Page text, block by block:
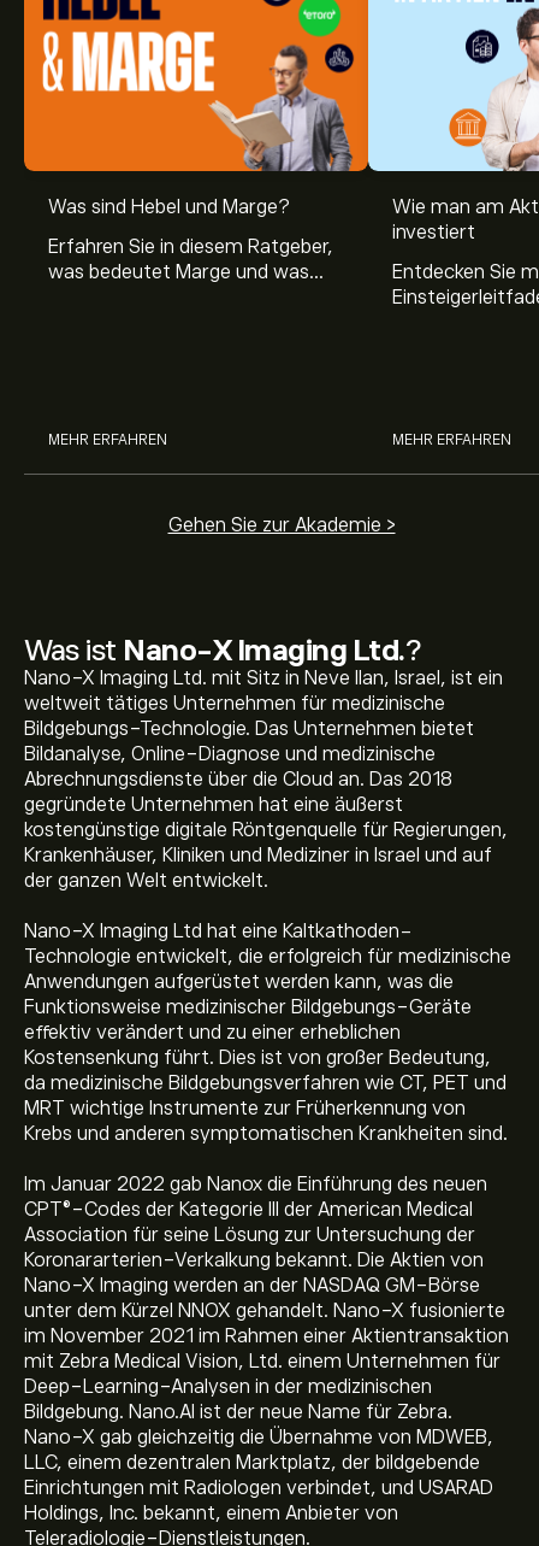
Was ist Nano-X Imaging Ltd.?
Nano-X Imaging Ltd. mit Sitz in Neve Ilan, Israel, ist ein
weltweit tätiges Unternehmen für medizinische
Bildgebungs-Technologie. Das Unternehmen bietet
Bildanalyse, Online-Diagnose und medizinische
Abrechnungsdienste über die Cloud an. Das 2018
gegründete Unternehmen hat eine äußerst
kostengünstige digitale Röntgenquelle für Regierungen,
Krankenhäuser, Kliniken und Mediziner in Israel und auf
der ganzen Welt entwickelt.
Nano-X Imaging Ltd hat eine Kaltkathoden-
Technologie entwickelt, die erfolgreich für medizinische
Anwendungen aufgerüstet werden kann, was die
Funktionsweise medizinischer Bildgebungs-Geräte
effektiv verändert und zu einer erheblichen
Kostensenkung führt. Dies ist von großer Bedeutung,
da medizinische Bildgebungsverfahren wie CT, PET und
MRT wichtige Instrumente zur Früherkennung von
Krebs und anderen symptomatischen Krankheiten sind.
Im Januar 2022 gab Nanox die Einführung des neuen
CPT®-Codes der Kategorie III der American Medical
Association für seine Lösung zur Untersuchung der
Koronararterien-Verkalkung bekannt. Die Aktien von
Nano-X Imaging werden an der NASDAQ GM-Börse
unter dem Kürzel NNOX gehandelt. Nano-X fusionierte
im November 2021 im Rahmen einer Aktientransaktion
mit Zebra Medical Vision, Ltd. einem Unternehmen für
Deep-Learning-Analysen in der medizinischen
Bildgebung. Nano.AI ist der neue Name für Zebra.
Nano-X gab gleichzeitig die Übernahme von MDWEB,
LLC, einem dezentralen Marktplatz, der bildgebende
Einrichtungen mit Radiologen verbindet, und USARAD
Holdings, Inc. bekannt, einem Anbieter von
Teleradiologie-Dienstleistungen.
Was sind Hebel und Marge?
Erfahren Sie in diesem Ratgeber,
was bedeutet Marge und was
MEHR ERFAHREN
Wie man am
investiert
Entdecken Sie
MEHR ERFAHREN
Gehen Sie zur Akademie >